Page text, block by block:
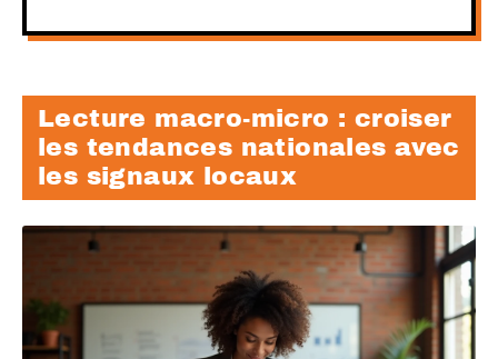
Lecture macro-micro : croiser
les tendances nationales avec
les signaux locaux